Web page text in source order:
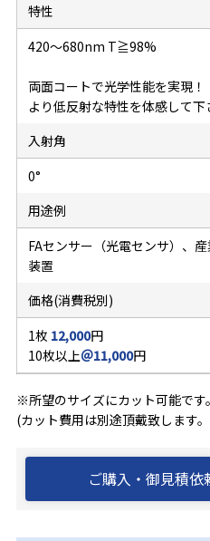
特性
420～680nm T≧98%
両面コートで光学性能を実現！
より低反射な特性を体感して下
入射角
0°
用途例
FAセンサー（光電センサ）、
装置
価格(消費税別)
1枚 12,000円
10枚以上＠11,000円
※所望のサイズにカット可能です。
(カット費用は別途頂戴致します
ご購入・御見積依